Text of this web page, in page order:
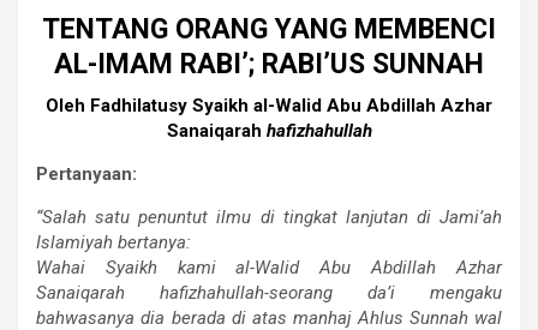
TENTANG ORANG YANG MEMBENCI
AL-IMAM RABI’; RABI’US SUNNAH
Oleh Fadhilatusy Syaikh al-Walid Abu Abdillah Azhar
Sanaiqarah hafizhahullah
Pertanyaan:
“Salah satu penuntut ilmu di tingkat lanjutan di Jami’ah
Islamiyah bertanya:
Wahai Syaikh kami al-Walid Abu Abdillah Azhar
Sanaiqarah hafizhahullah-seorang da’i mengaku
bahwasanya dia berada di atas manhaj Ahlus Sunnah wal